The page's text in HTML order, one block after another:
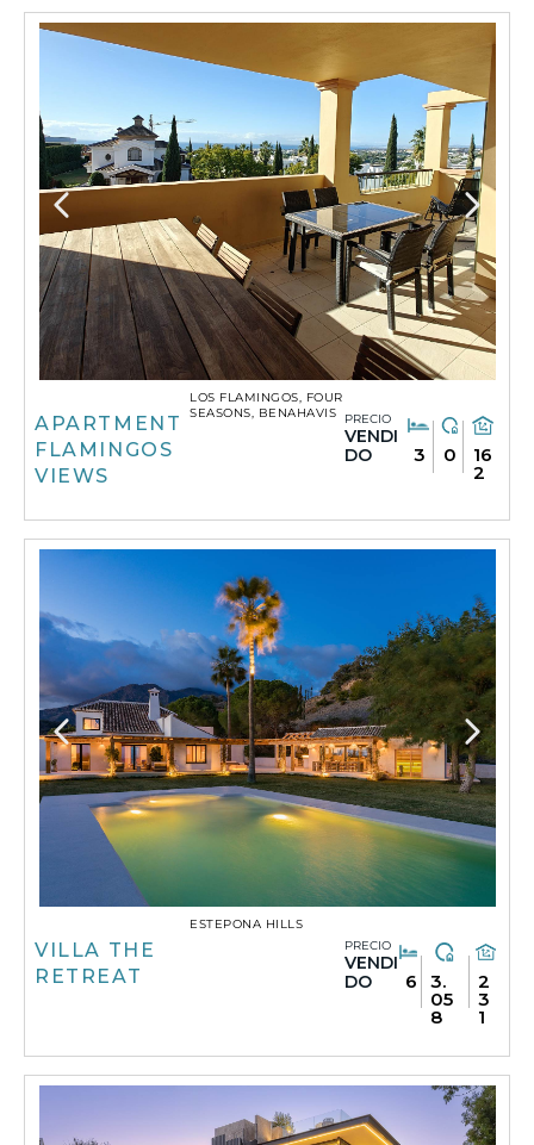
APARTMENT
FLAMINGOS
VIEWS
LOS FLAMINGOS, FOUR
SEASONS, BENAHAVIS
PRECIO
VENDI
DO
3 0 16
2
VILLA THE
RETREAT
ESTEPONA HILLS
PRECIO
VENDI
DO
6 3.
05
8
2
3
1